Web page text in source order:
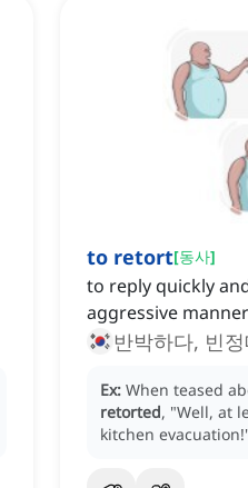
to retort[동사]
to reply quickly
aggressive manner
반박하다, 빈
Ex: When teased
retorted, "Well, at
kitchen